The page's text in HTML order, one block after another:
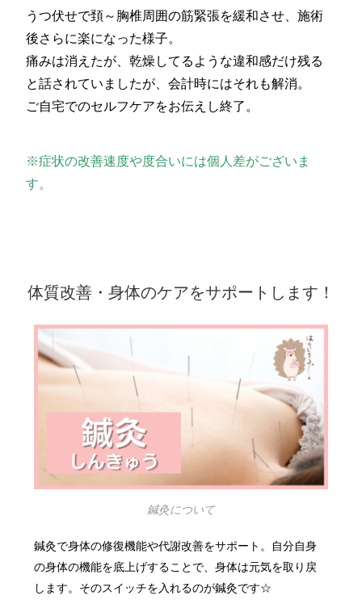
うつ伏せで頚～胸椎周囲の筋緊張を緩和させ、施術
後さらに楽になった様子。
痛みは消えたが、乾燥してるような違和感だけ残る
と話されていましたが、会計時にはそれも解消。
ご自宅でのセルフケアをお伝えし終了。
※症状の改善速度や度合いには個人差がございま
す。
体質改善・身体のケアをサポートします！
鍼灸について
鍼灸で身体の修復機能や代謝改善をサポート。自分自身
の身体の機能を底上げすることで、身体は元気を取り戻
します。そのスイッチを入れるのが鍼灸です☆